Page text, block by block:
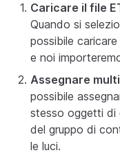
Caricare il file
Quando si
possibile
e noi
Assegnare
possibile
stesso oggetti di
del gruppo di
le luci.